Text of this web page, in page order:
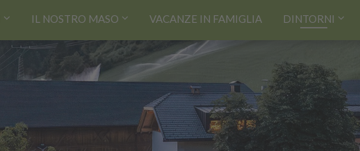
IL NOSTRO MASO VACANZE IN FAMIGLIA DINTORNI